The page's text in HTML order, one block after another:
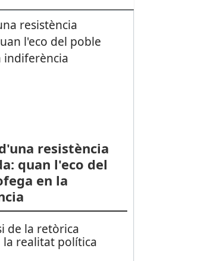
resistència
quan l'eco del
en la
de la retòrica
la realitat política